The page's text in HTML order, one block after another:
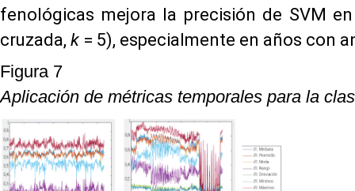
fenológicas mejora la precisión de SVM
cruzada, k = 5), especialmente en años con
Figura 7
Aplicación de métricas temporales para la